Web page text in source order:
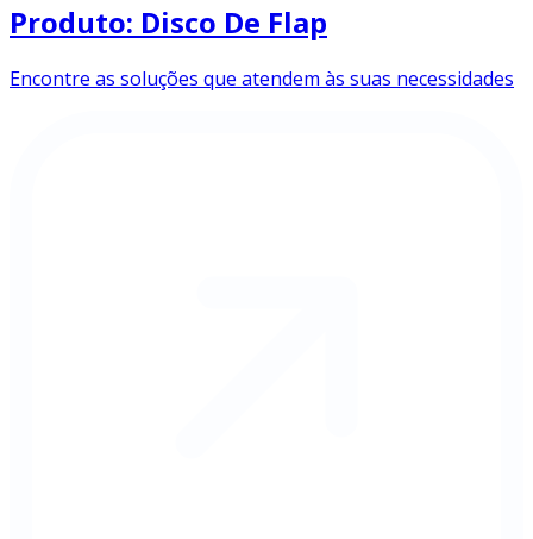
Produto: Disco De Flap
Encontre as soluções que atendem às suas necessidades